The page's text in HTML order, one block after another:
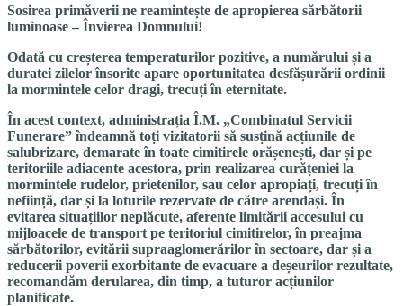
Sosirea primăverii ne reamintește de apropierea sărbătorii
luminoase – Învierea Domnului!
Odată cu creșterea temperaturilor pozitive, a numărului și a
duratei zilelor însorite apare oportunitatea desfășurării ordinii
la mormintele celor dragi, trecuți în eternitate.
În acest context, administrația Î.M. „Combinatul Servicii
Funerare” îndeamnă toți vizitatorii să susțină acțiunile de
salubrizare, demarate în toate cimitirele orășenești, dar și pe
teritoriile adiacente acestora, prin realizarea curățeniei la
mormintele rudelor, prietenilor, sau celor apropiați, trecuți în
neființă, dar și la loturile rezervate de către arendași. În
evitarea situațiilor neplăcute, aferente limitării accesului cu
mijloacele de transport pe teritoriul cimitirelor, în preajma
sărbătorilor, evitării supraaglomerărilor în sectoare, dar și a
reducerii poverii exorbitante de evacuare a deșeurilor rezultate,
recomandăm derularea, din timp, a tuturor acțiunilor
planificate.